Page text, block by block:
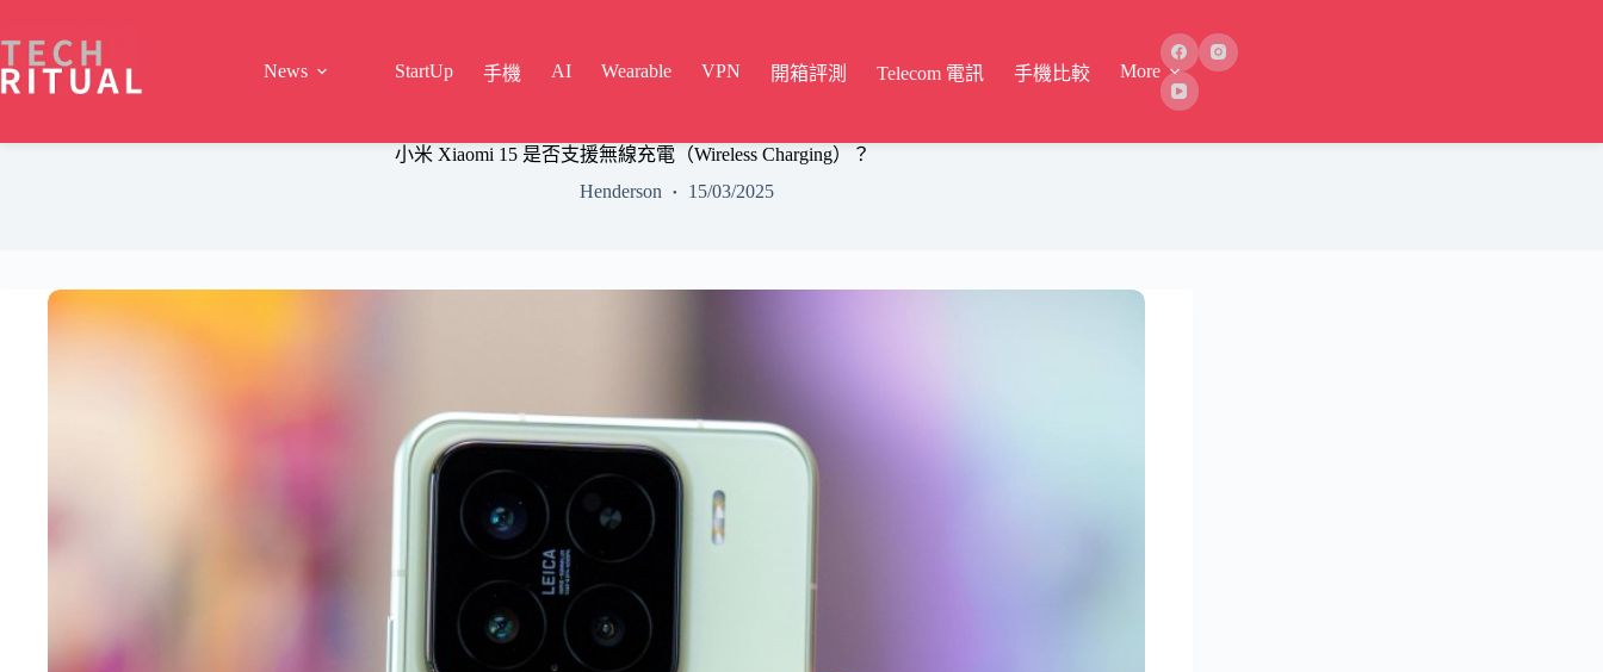
content
News
StartUp 手機 AI Wearable VPN 開箱評測 Telecom 電訊 手機比較 More
小米 Xiaomi 15 是否支援無線充電（Wireless Charging）？
Henderson
15/03/2025